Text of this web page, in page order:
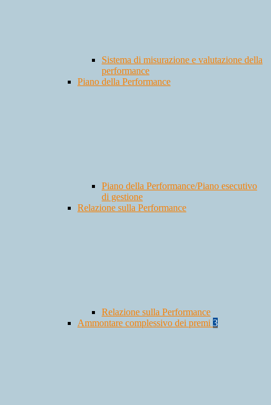
Sistema di misurazione e valutazione della
performance
Piano della Performance
Piano della Performance/Piano esecutivo
di gestione
Relazione sulla Performance
Relazione sulla Performance
Ammontare complessivo dei premi 3